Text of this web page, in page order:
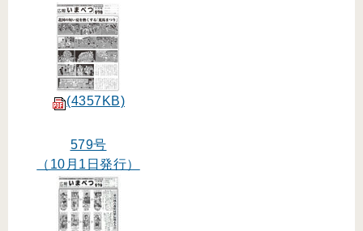
(4357KB)
579号
（10月1日発行）